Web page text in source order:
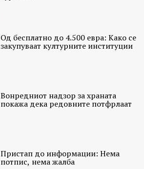
Од бесплатно до 4.500 евра: Како се
закупуваат културните институции
Вонредниот надзор за храната
покажа дека редовните потфрлаат
Пристап до информации: Нема
потпис, нема жалба